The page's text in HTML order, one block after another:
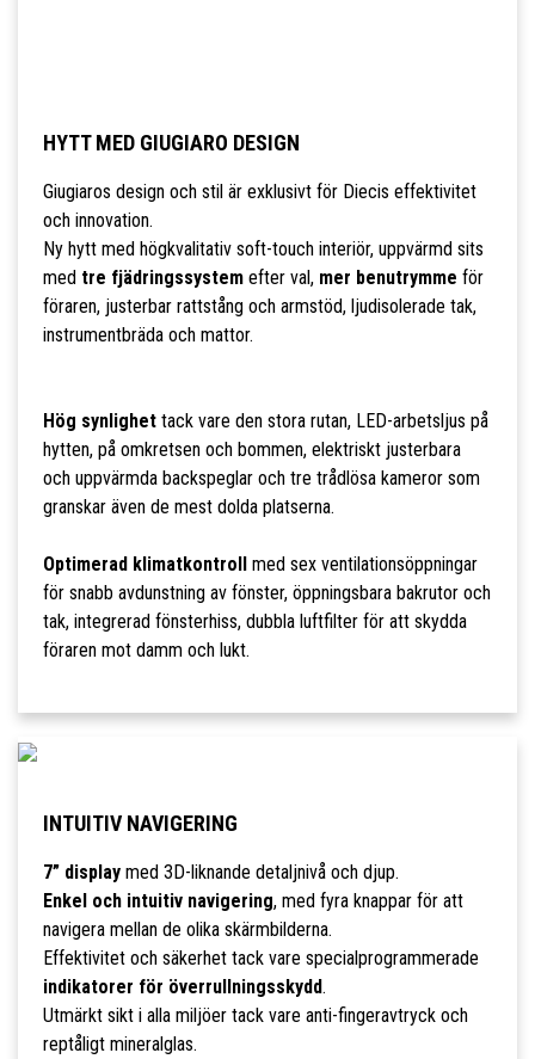
HYTT MED GIUGIARO DESIGN
Giugiaros design och stil är exklusivt för Diecis effektivitet
och innovation.
Ny hytt med högkvalitativ soft-touch interiör, uppvärmd sits
med tre fjädringssystemefter val, mer benutrymme för
föraren, justerbar rattstång och armstöd, ljudisolerade tak,
instrumentbräda och mattor.
Hög synlighettack vare den stora rutan, LED-arbetsljus på
hytten, på omkretsen och bommen, elektriskt justerbara
och uppvärmda backspeglar och tre trådlösa kameror som
granskar även de mest dolda platserna.
Optimerad klimatkontroll
med sex ventilationsöppningar
för snabb avdunstning av fönster, öppningsbara bakrutor och
tak, integrerad fönsterhiss, dubbla luftfilter för att skydda
föraren mot damm och lukt.
INTUITIV NAVIGERING
7” displaymed 3D-liknande detaljnivå och djup.
Enkel och intuitiv navigering, med fyra knappar för att
navigera mellan de olika skärmbilderna.
Effektivitet och säkerhet tack vare specialprogrammerade
indikatorer för överrullningsskydd.
Utmärkt sikt i alla miljöer tack vare anti-fingeravtryck och
reptåligt mineralglas.